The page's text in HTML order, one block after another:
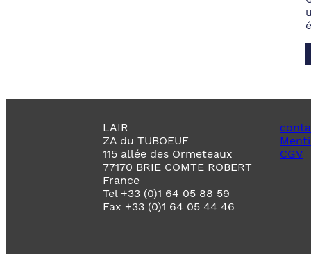
LAIR
ZA du TUBOEUF
115 allée des Ormeteaux
77170 BRIE COMTE ROBERT
France
Tel +33 (0)1 64 05 88 59
Fax +33 (0)1 64 05 44 46
CGV